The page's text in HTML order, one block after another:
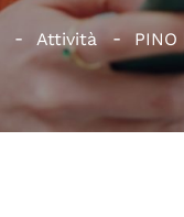
Attività PINO